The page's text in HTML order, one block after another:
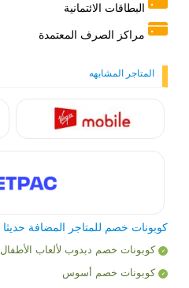
البطاقات الائتمانية
مراكز الصرف المعتمدة
المتاجر المشابهه
كوبونات خصم للمتاجر المضافة حديثا
كوبونات خصم دبدوب لألعاب الأطفال
كوبونات خصم أسوس